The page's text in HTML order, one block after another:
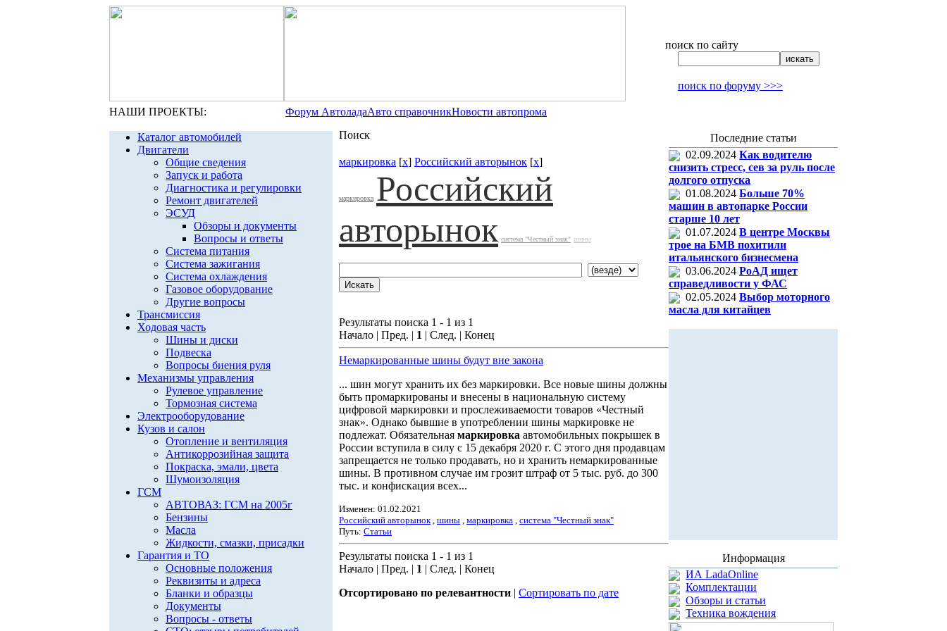
поиск по сайту
поиск по форуму >>>
НАШИ ПРОЕКТЫ: Форум АвтоладаАвто справочникНовости автопрома
Каталог автомобилей
Двигатели
Общие сведения
Запуск и работа
Диагностика и регулировки
Ремонт двигателей
ЭСУД
Обзоры и документы
Вопросы и ответы
Система питания
Система зажигания
Система охлаждения
Газовое оборудование
Другие вопросы
Трансмиссия
Ходовая часть
Шины и диски
Подвеска
Вопросы биения руля
Механизмы управления
Рулевое управление
Тормозная система
Электрооборудование
Кузов и салон
Отопление и вентиляция
Антикоррозийная защита
Покраска, эмали, цвета
Шумоизоляция
ГСМ
АВТОВАЗ: ГСМ на 2005г
Бензины
Масла
Жидкости, смазки, присадки
Гарантия и ТО
Основные положения
Реквизиты и адреса
Бланки и образцы
Документы
Вопросы - ответы
Поиск
маркировка [x] Российский авторынок [x]
маркировка Российский
авторынок система "Честный знак" шины
Результаты поиска 1 - 1 из 1
Начало | Пред. | 1 | След. | Конец
Немаркированные шины будут вне закона
... шин могут хранить их без маркировки. Все новые шины должны
быть промаркированы и внесены в национальную систему
цифровой маркировки и прослеживаемости товаров «Честный
знак». Однако бывшие в употреблении шины маркировке не
подлежат. Обязательная маркировка автомобильных покрышек в
России вступила в силу с 15 декабря 2020 г. С этого дня продавцам
запрещается не только продавать, но и хранить немаркированные
шины. В противном случае им грозит штраф от 5 тыс. руб. до 300
тыс. и конфискация всех...
Изменен: 01.02.2021
Российский авторынок, шины , маркировка , система "Честный знак"
Путь: Статьи
Результаты поиска 1 - 1 из 1
Начало | Пред. | 1 | След. | Конец
Отсортировано по релевантности | Сортировать по дате
Последние статьи
02.09.2024 Как водителю
снизить стресс, сев за руль после
долгого отпуска
01.08.2024 Больше 70%
машин в автопарке России
старше 10 лет
01.07.2024 В центре Москвы
трое на БМВ похитили
итальянского бизнесмена
03.06.2024 РоАД ищет
справедливости у ФАС
02.05.2024 Выбор моторного
масла для китайцев
Информация
ИА LadaOnline
Комплектации
Обзоры и статьи
Техника вождения